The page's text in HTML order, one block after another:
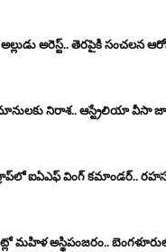
అరెస్ట్.. తెరపైకి సంచలన
నిరాశ.. ఆస్ట్రేలియా వీసా
ఐఏఎఫ్ వింగ్ కమాండర్..
మహిళ అస్థిపంజరం..